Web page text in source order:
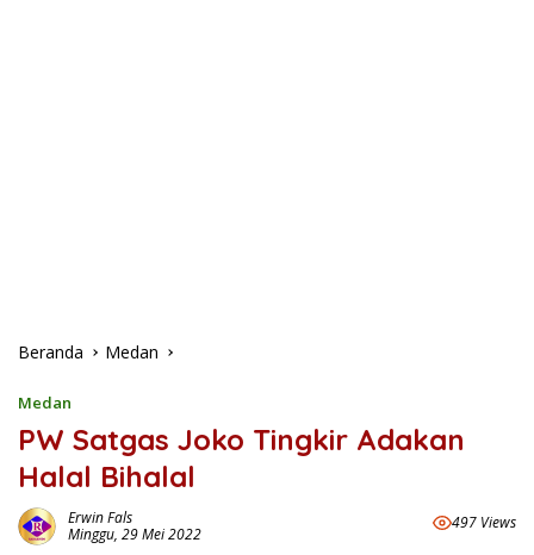
Beranda Medan
Medan
PW Satgas Joko Tingkir Adakan
Halal Bihalal
Erwin Fals
Minggu, 29 Mei 2022
497 Views